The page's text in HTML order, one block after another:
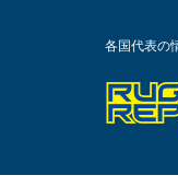
各国代表の